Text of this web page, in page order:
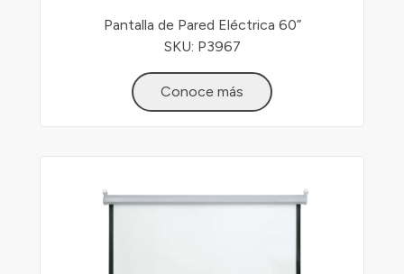
Pantalla de Pared Eléctrica 60”
SKU: P3967
Conoce más